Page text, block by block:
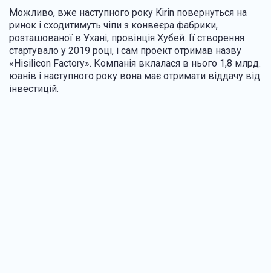
Можливо, вже наступного року Kirin повернуться на
ринок і сходитимуть чіпи з конвеєра фабрики,
розташованої в Ухані, провінція Хубей. Її створення
стартувало у 2019 році, і сам проект отримав назву
«Hisilicon Factory». Компанія вклалася в нього 1,8 млрд.
юанів і наступного року вона має отримати віддачу від
інвестицій.